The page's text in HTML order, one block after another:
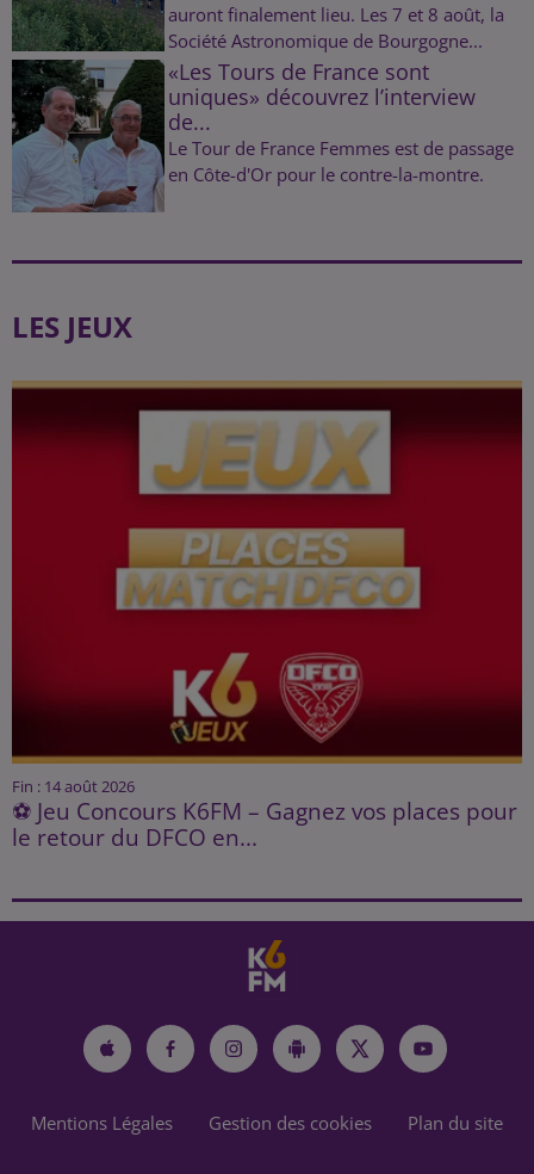
auront finalement lieu. Les 7 et 8 août, la
Société Astronomique de Bourgogne...
«Les Tours de France sont
uniques» découvrez l’interview
de...
Le Tour de France Femmes est de passage
en Côte-d'Or pour le contre-la-montre.
LES JEUX
Fin : 14 août 2026
⚽ Jeu Concours K6FM – Gagnez vos places pour
le retour du DFCO en...
Mentions Légales Gestion des cookies Plan du site